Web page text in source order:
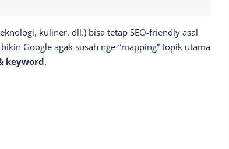
kuliner, dll.) bisa tetap SEO-friendly asal
Google agak susah nge-“mapping” topik utama
keyword.